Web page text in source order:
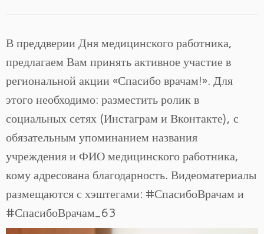
В преддверии Дня медицинского работника,
предлагаем Вам принять активное участие в
региональной акции «Спасибо врачам!». Для
этого необходимо: разместить ролик в
социальных сетях (Инстаграм и Вконтакте), с
обязательным упоминанием названия
учреждения и ФИО медицинского работника,
кому адресована благодарность. Видеоматериалы
размещаются с хэштегами: #СпасибоВрачам и
#СпасибоВрачам_63